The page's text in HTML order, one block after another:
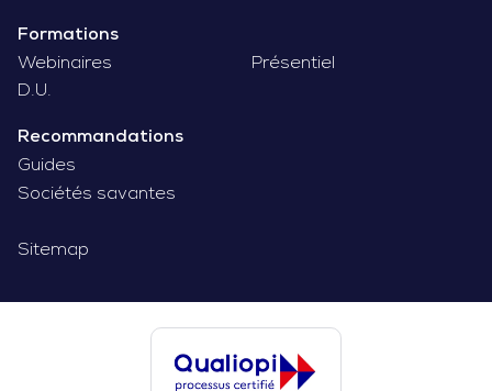
Formations
Webinaires
Présentiel
D.U.
Recommandations
Guides
Sociétés savantes
Sitemap